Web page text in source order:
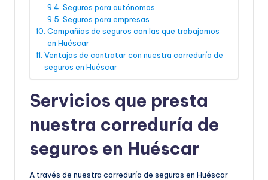
Seguros para autónomos
Seguros para empresas
Compañías de seguros con las que trabajamos
en Huéscar
Ventajas de contratar con nuestra correduría de
seguros en Huéscar
Servicios que presta
nuestra correduría de
seguros en Huéscar
A través de nuestra correduría de seguros en Huéscar